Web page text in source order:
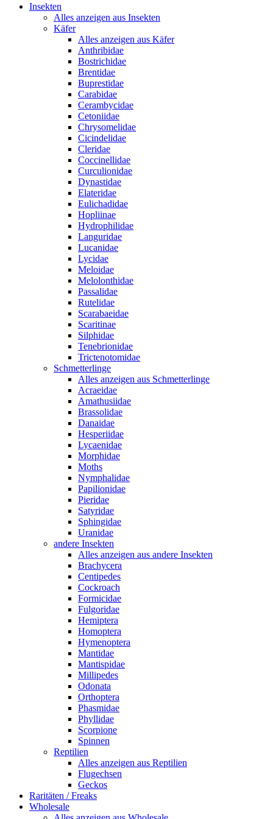
Insekten
Alles anzeigen aus Insekten
Käfer
Alles anzeigen aus Käfer
Anthribidae
Bostrichidae
Brentidae
Buprestidae
Carabidae
Cerambycidae
Cetoniidae
Chrysomelidae
Cicindelidae
Cleridae
Coccinellidae
Curculionidae
Dynastidae
Elateridae
Eulichadidae
Hopliinae
Hydrophilidae
Languridae
Lucanidae
Lycidae
Meloidae
Melolonthidae
Passalidae
Rutelidae
Scarabaeidae
Scaritinae
Silphidae
Tenebrionidae
Trictenotomidae
Schmetterlinge
Alles anzeigen aus Schmetterlinge
Acraeidae
Amathusiidae
Brassolidae
Danaidae
Hesperiidae
Lycaenidae
Morphidae
Moths
Nymphalidae
Papilionidae
Pieridae
Satyridae
Sphingidae
Uranidae
andere Insekten
Alles anzeigen aus andere Insekten
Brachycera
Centipedes
Cockroach
Formicidae
Fulgoridae
Hemiptera
Homoptera
Hymenoptera
Mantidae
Mantispidae
Millipedes
Odonata
Orthoptera
Phasmidae
Phyllidae
Scorpione
Spinnen
Reptilien
Alles anzeigen aus Reptilien
Flugechsen
Geckos
Raritäten / Freaks
Wholesale